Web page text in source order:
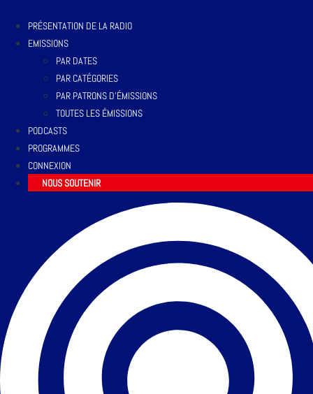
PRÉSENTATION DE LA RADIO
EMISSIONS
PAR DATES
PAR CATÉGORIES
PAR PATRONS D’ÉMISSIONS
TOUTES LES ÉMISSIONS
PODCASTS
PROGRAMMES
CONNEXION
NOUS SOUTENIR